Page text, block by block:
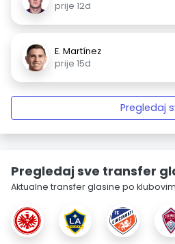
prije 12d
E. Martínez
prije 15d
Pregledaj
Pregledaj sve transfer
Aktualne transfer glasine po